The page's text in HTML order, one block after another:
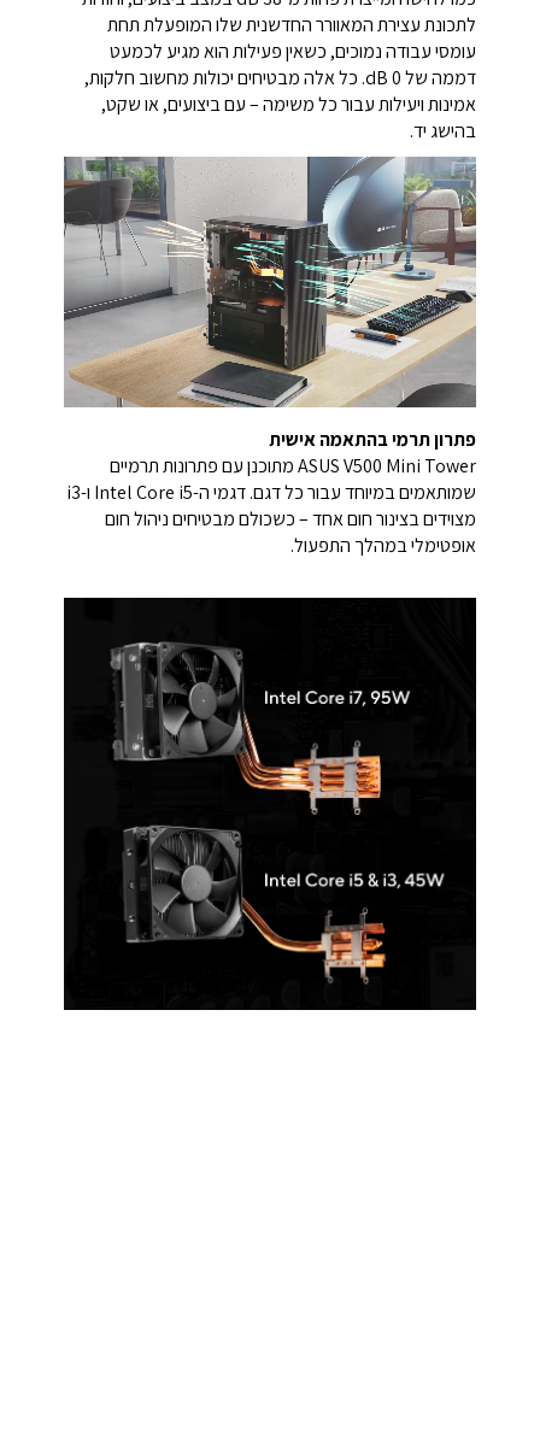
לתכונת עצירת המאוורר החדשנית שלו המופעלת תחת
עומסי עבודה נמוכים, כשאין פעילות הוא מגיע לכמעט
דממה של 0 dB. כל אלה מבטיחים יכולות מחשוב חלקות,
אמינות ויעילות עבור כל משימה – עם ביצועים, או שקט,
בהישג יד.
פתרון תרמי בהתאמה אישית
ASUS V500 Mini Tower מתוכנן עם פתרונות תרמיים
שמותאמים במיוחד עבור כל דגם. דגמי ה-Intel Core i5 ו-i3
מצוידים בצינור חום אחד – כשכולם מבטיחים ניהול חום
אופטימלי במהלך התפעול.